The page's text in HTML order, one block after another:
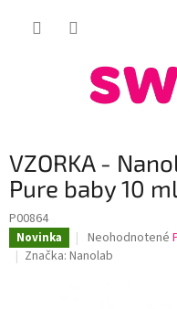
VZORKA -
Pure baby 10
P00864
Novinka
Priemerné
hodnotenie
Neohodnotené
Značka: Nanolab